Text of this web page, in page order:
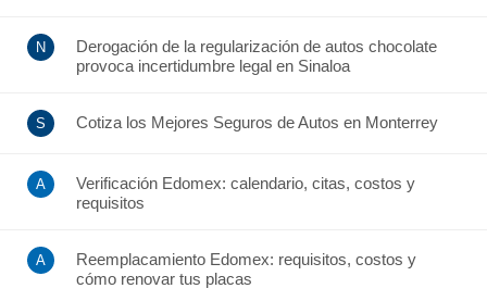
Derogación de la regularización de autos chocolate
provoca incertidumbre legal en Sinaloa
Cotiza los Mejores Seguros de Autos en Monterrey
Verificación Edomex: calendario, citas, costos y
requisitos
Reemplacamiento Edomex: requisitos, costos y
cómo renovar tus placas